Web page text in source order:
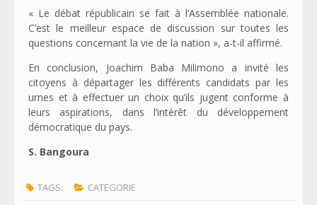
« Le débat républicain se fait à l’Assemblée nationale.
C’est le meilleur espace de discussion sur toutes les
questions concernant la vie de la nation », a-t-il affirmé.
En conclusion, Joachim Baba Milimono a invité les
citoyens à départager les différents candidats par les
urnes et à effectuer un choix qu’ils jugent conforme à
leurs aspirations, dans l’intérêt du développement
démocratique du pays.
S. Bangoura
TAGS: CATEGORIE